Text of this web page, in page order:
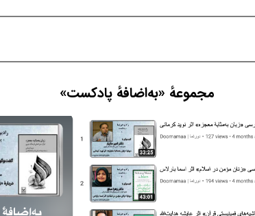
مجموعهٔ «به‌اضافهٔ پادکست»